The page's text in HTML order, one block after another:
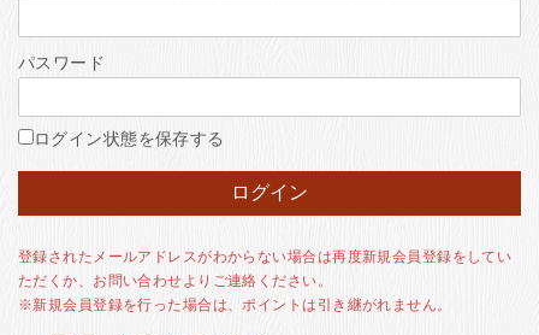
ご利用ガイド
お客様の声
お知らせ
パスワード
ログイン状態を保存する
登録されたメールアドレスがわからない場合は再度新規会員登録をしてい
ただくか、お問い合わせよりご連絡ください。
※新規会員登録を行った場合は、ポイントは引き継がれません。